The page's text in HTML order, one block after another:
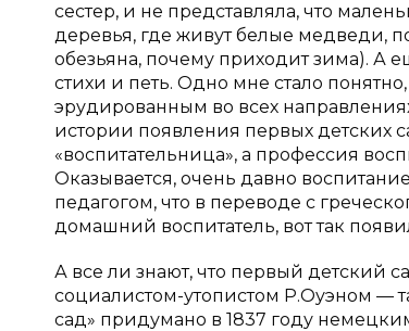
сестер, и не представляла, что
деревья, где живут белые медведи,
обезьяна, почему приходит зима). А
стихи и петь. Одно мне стало
эрудированным во всех
истории появления первых детских
«воспитательница», а профессия
Оказывается, очень давно
педагогом, что в переводе с
домашний воспитатель, вот так
А все ли знают, что первый детский
социалистом-утопистом Р.Оуэном —
сад» придумано в 1837 году